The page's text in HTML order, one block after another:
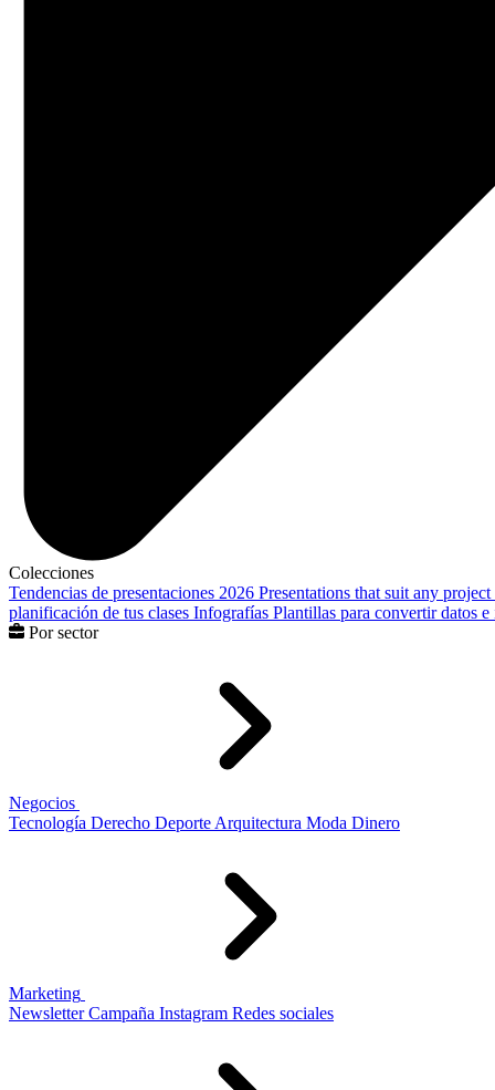
Colecciones
Tendencias de presentaciones 2026 Presentations that suit any project
planificación de tus clases Infografías Plantillas para convertir datos
Por sector
Negocios
Tecnología Derecho Deporte Arquitectura Moda Dinero
Marketing
Newsletter Campaña Instagram Redes sociales